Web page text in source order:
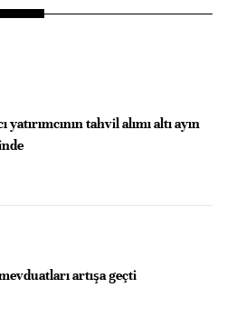
yatırımcının tahvil alımı altı ayın
artışa geçti